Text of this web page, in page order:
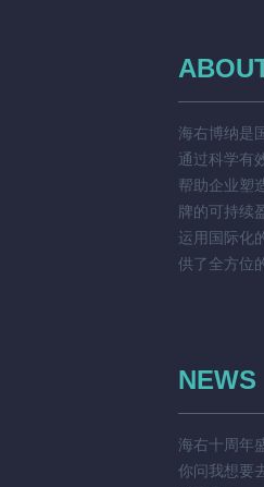
海右博纳是
通过科学有
帮助企业塑
牌的可持续
运用国际化
供了全方位
NEWS
海右十周年
你问我想要